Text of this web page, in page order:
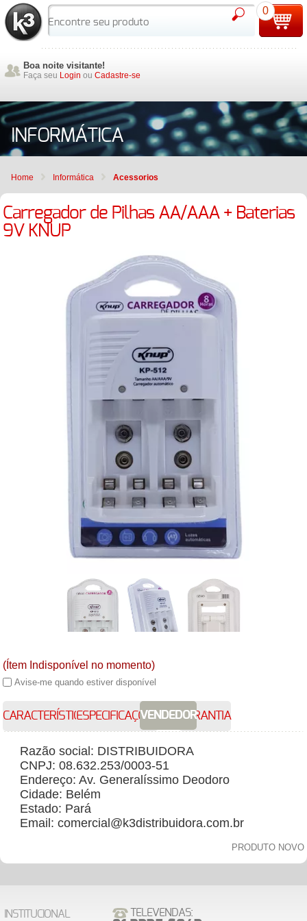
Boa noite visitante!
Faça seu Login ou Cadastre-se
0
INFORMÁTICA
Home Informática Acessorios
Carregador de Pilhas AA/AAA + Baterias
9V KNUP
(Ítem Indisponível no momento)
Avise-me quando estiver disponível
CARACTERÍSTICASESPECIFICAÇÕESVENDEDORGARANTIA
Razão social: DISTRIBUIDORA
CNPJ: 08.632.253/0003-51
Endereço: Av. Generalíssimo Deodoro
Cidade: Belém
Estado: Pará
Email: comercial@k3distribuidora.com.br
PRODUTO NOVO
INSTITUCIONAL TELEVENDAS: